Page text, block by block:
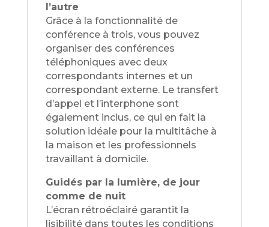
l’autre
Grâce à la fonctionnalité de
conférence à trois, vous pouvez
organiser des conférences
téléphoniques avec deux
correspondants internes et un
correspondant externe. Le transfert
d’appel et l’interphone sont
également inclus, ce qui en fait la
solution idéale pour la multitâche à
la maison et les professionnels
travaillant à domicile.
Guidés par la lumière, de jour
comme de nuit
L’écran rétroéclairé garantit la
lisibilité dans toutes les conditions